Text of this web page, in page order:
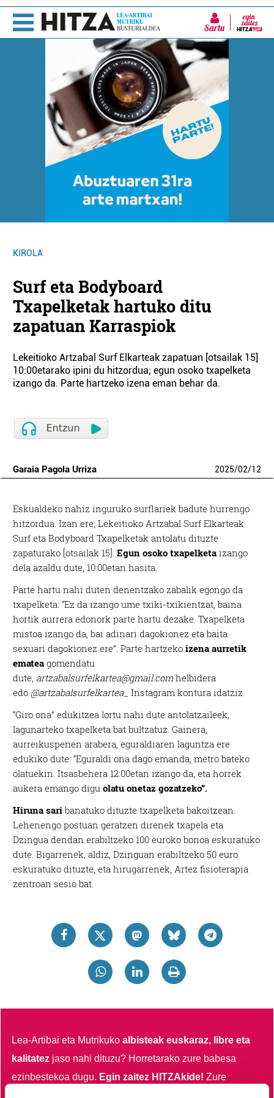
Sartu
KIROLA
Surf eta Bodyboard
Txapelketak hartuko ditu
zapatuan Karraspiok
Lekeitioko Artzabal Surf Elkarteak zapatuan [otsailak 15]
10:00etarako ipini du hitzordua; egun osoko txapelketa
izango da. Parte hartzeko izena eman behar da.
Garaia Pagola Urriza 2025/02/12
Eskualdeko nahiz inguruko surflariek badute hurrengo
hitzordua. Izan ere, Lekeitioko Artzabal Surf Elkarteak
Surf eta Bodyboard Txapelketak antolatu dituzte
zapaturako [otsailak 15].Egun osoko txapelketa izango
dela azaldu dute, 10:00etan hasita.
Parte hartu nahi duten denentzako zabalik egongo da
txapelketa: “Ez da izango ume txiki-txikientzat, baina
hortik aurrera edonork parte hartu dezake. Txapelketa
mistoa izango da, bai adinari dagokionez eta baita
sexuari dagokionez ere”. Parte hartzekoizena aurretik
ematea gomendatu
dute, artzabalsurfelkartea@gmail.comhelbidera
edo @artzabalsurfelkartea_Instagram kontura idatziz.
“Giro ona” edukitzea lortu nahi dute antolatzaileek,
lagunarteko txapelketa bat bultzatuz. Gainera,
aurreikuspenen arabera, eguraldiaren laguntza ere
edukiko dute: “Eguraldi ona dago emanda, metro bateko
olatuekin. Itsasbehera 12:00etan izango da, eta horrek
aukera emango diguolatu onetaz gozatzeko”.
Hiruna sari banatuko dituzte txapelketa bakoitzean.
Lehenengo postuan geratzen direnek txapela eta
Dzingua dendan erabiltzeko 100 euroko bonoa eskuratuko
dute. Bigarrenek, aldiz, Dzinguan erabiltzeko 50 euro
eskuratuko dituzte, eta hirugarrenek, Artez fisioterapia
zentroan sesio bat.
Lea-Artibai eta Mutrikukoalbisteak euskaraz, libre eta
kalitatez jaso nahi dituzu? Horretarako zure babesa
ezinbestekoa dugu. Egin zaitez HITZAkide!Zure